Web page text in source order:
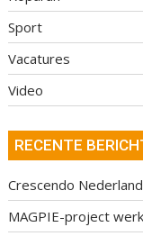
Sport
Vacatures
Video
RECENTE
Crescendo
MAGPIE-project